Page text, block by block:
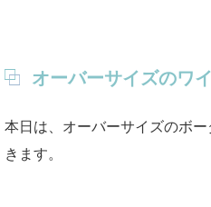
オーバーサイズのワ
本日は、オーバーサイズのボ
きます。